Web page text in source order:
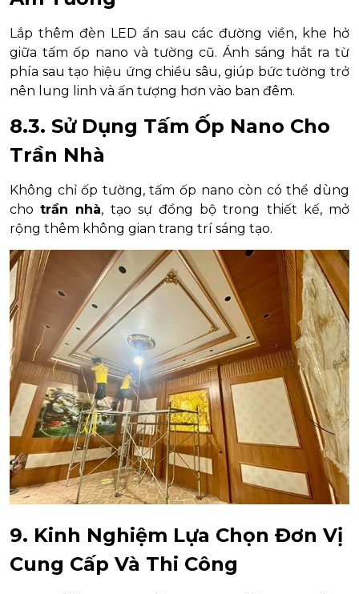
Lắp thêm đèn LED ẩn sau các đường viền, khe hở
giữa tấm ốp nano và tường cũ. Ánh sáng hắt ra từ
phía sau tạo hiệu ứng chiều sâu, giúp bức tường trở
nên lung linh và ấn tượng hơn vào ban đêm.
8.3. Sử Dụng Tấm Ốp Nano Cho
Trần Nhà
Không chỉ ốp tường, tấm ốp nano còn có thể dùng
chotrần nhà, tạo sự đồng bộ trong thiết kế, mở
rộng thêm không gian trang trí sáng tạo.
9. Kinh Nghiệm Lựa Chọn Đơn Vị
Cung Cấp Và Thi Công